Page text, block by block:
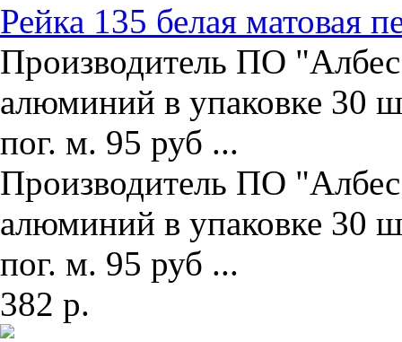
Рейка 135 белая матовая
Производитель ПО
алюминий в упаковке 30
пог. м. 95 руб ...
Производитель ПО
алюминий в упаковке 30
пог. м. 95 руб ...
382 р.